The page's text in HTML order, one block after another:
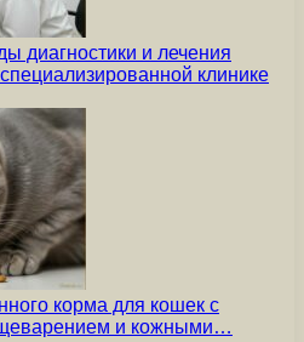
диагностики и лечения
клинике
корма для кошек с
и кожными…